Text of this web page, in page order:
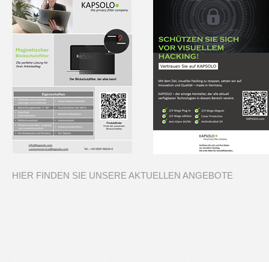
HIER FINDEN SIE UNSERE AKTUELLEN ANGEBOTE